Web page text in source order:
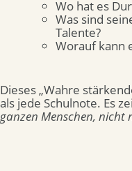
Wo hat es
Was sind
Talente?
Worauf kann
Dieses „Wahre
als jede Schulnote. Es
ganzen Menschen, nicht